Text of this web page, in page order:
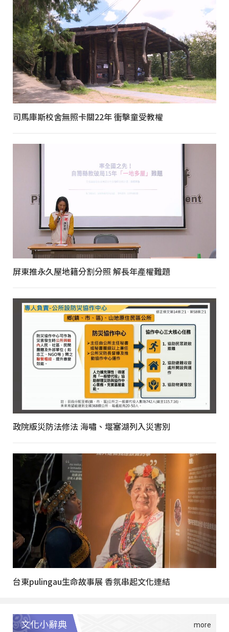
司馬庫斯校舍無照卡關22年 衝擊童受教權
屏東推永久屋地籍分割分照 解長年產權難題
政院版災防法修法 海嘯、堰塞湖列入災害別
台東pulingau生命故事展 香氛串起文化連結
文化小辭典